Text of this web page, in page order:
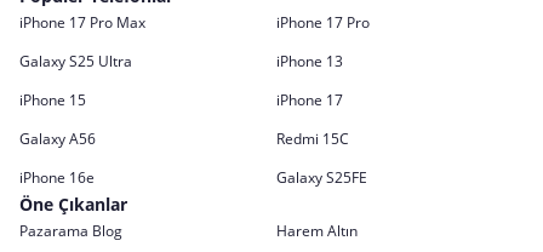
iPhone 17 Pro Max
iPhone 17 Pro
Galaxy S25 Ultra
iPhone 13
iPhone 15
iPhone 17
Galaxy A56
Redmi 15C
iPhone 16e
Galaxy S25FE
Öne Çıkanlar
Pazarama Blog
Harem Altın